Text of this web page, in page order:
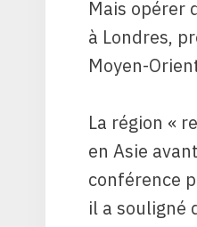
Mais opérer
à Londres,
Moyen-
La région «
en Asie
conférence
il a souligné